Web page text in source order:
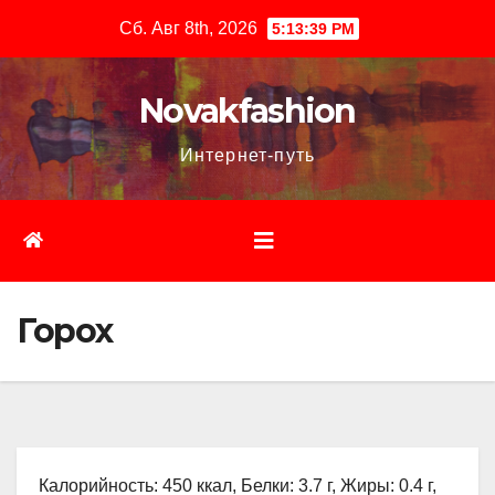
содержимому
Сб. Авг 8th, 2026 5:13:40 PM
Novakfashion
Интернет-путь
Горох
Калорийность: 450 ккал, Белки: 3.7 г, Жиры: 0.4 г,